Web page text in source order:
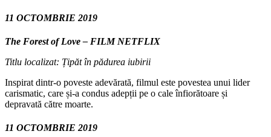
11 OCTOMBRIE 2019
The Forest of Love – FILM NETFLIX
Titlu localizat: Țipăt în pădurea iubirii
Inspirat dintr-o poveste adevărată, filmul este povestea unui lider
carismatic, care și-a condus adepții pe o cale înfiorătoare și
depravată către moarte.
11 OCTOMBRIE 2019